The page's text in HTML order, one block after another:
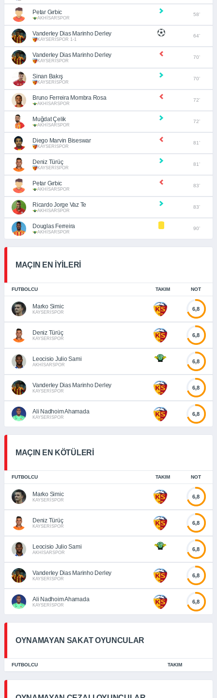
Petar Gırbic
AKHİSARSPOR
58’
Vanderley Dias Marinho Derley
KAYSERİSPOR 1-1
64’
Vanderley Dias Marinho Derley
KAYSERİSPOR
70’
Sinan Bakış
KAYSERİSPOR
70’
Bruno Ferreira Mombra Rosa
AKHİSARSPOR
72’
Muğdat Çelik
AKHİSARSPOR
72’
Diego Marvin Biseswar
KAYSERİSPOR
81’
Deniz Türüç
KAYSERİSPOR
81’
Petar Gırbic
AKHİSARSPOR
83’
Ricardo Jorge Vaz Te
AKHİSARSPOR
83’
Douglas Ferreira
AKHİSARSPOR
90’
MAÇIN EN İYİLERİ
FUTBOLCU TAKIM NOT
Marko Simic
KAYSERİSPOR
6,8
Deniz Türüç
KAYSERİSPOR
6,8
Leocisio Julio Sami
AKHİSARSPOR
6,8
Vanderley Dias Marinho Derley
KAYSERİSPOR
6,8
Ali Nadhoim Ahamada
KAYSERİSPOR
6,8
MAÇIN EN KÖTÜLERİ
FUTBOLCU TAKIM NOT
Marko Simic
KAYSERİSPOR
6,8
Deniz Türüç
KAYSERİSPOR
6,8
Leocisio Julio Sami
AKHİSARSPOR
6,8
Vanderley Dias Marinho Derley
KAYSERİSPOR
6,8
Ali Nadhoim Ahamada
KAYSERİSPOR
6,8
OYNAMAYAN SAKAT OYUNCULAR
FUTBOLCU TAKIM